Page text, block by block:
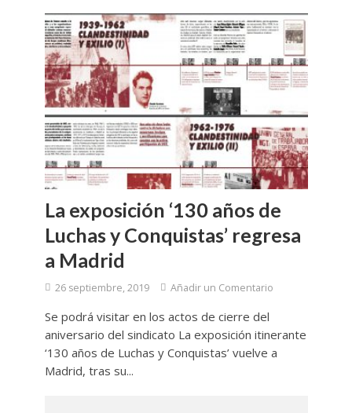
La exposición ‘130 años de
Luchas y Conquistas’ regresa
a Madrid
26 septiembre, 2019 Añadir un Comentario
Se podrá visitar en los actos de cierre del
aniversario del sindicato La exposición itinerante
‘130 años de Luchas y Conquistas’ vuelve a
Madrid, tras su...